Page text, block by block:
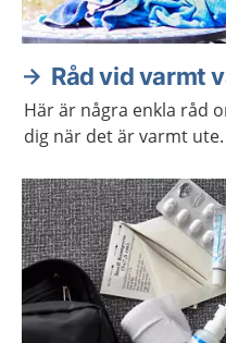
Råd vid varmt
Här är några enkla råd
dig när det är varmt ute.